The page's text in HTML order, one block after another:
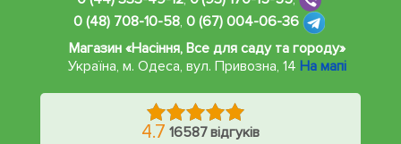
0 (48) 708-10-58, 0 (67) 004-06-36
Магазин «Насіння, Все для саду та городу»
Україна, м. Одеса,вул. Привозна, 14 На мапі
4.7 16587 відгуків